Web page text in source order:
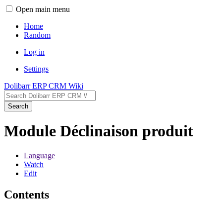
Open main menu
Home
Random
Log in
Settings
Dolibarr ERP CRM Wiki
Search
Module Déclinaison produit
Language
Watch
Edit
Contents